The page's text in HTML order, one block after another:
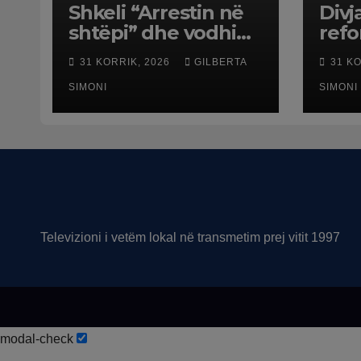
Shkeli “Arrestin në
shtëpi” dhe vodhi
automjetin,
arrestohet 43-
vjeçari
31 KORRIK, 2026 GILBERTA
SIMONI
31
SIMONI
Televizioni i vetëm lokal në transmetim prej vitit 1997
modal-check